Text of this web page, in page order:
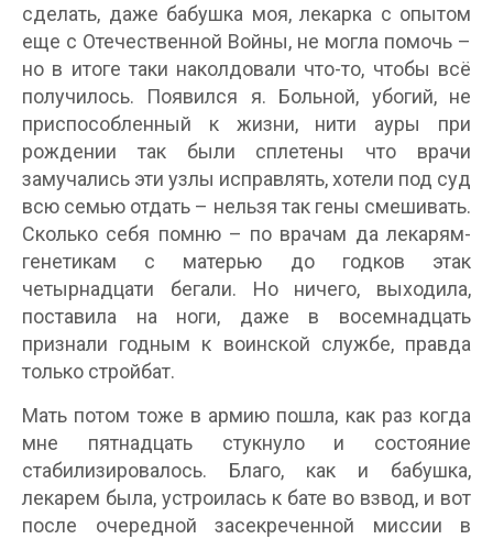
сделать, даже бабушка моя, лекарка с опытом
еще с Отечественной Войны, не могла помочь –
но в итоге таки наколдовали что-то, чтобы всё
получилось. Появился я. Больной, убогий, не
приспособленный к жизни, нити ауры при
рождении так были сплетены что врачи
замучались эти узлы исправлять, хотели под суд
всю семью отдать – нельзя так гены смешивать.
Сколько себя помню – по врачам да лекарям-
генетикам с матерью до годков этак
четырнадцати бегали. Но ничего, выходила,
поставила на ноги, даже в восемнадцать
признали годным к воинской службе, правда
только стройбат.
Мать потом тоже в армию пошла, как раз когда
мне пятнадцать стукнуло и состояние
стабилизировалось. Благо, как и бабушка,
лекарем была, устроилась к бате во взвод, и вот
после очередной засекреченной миссии в